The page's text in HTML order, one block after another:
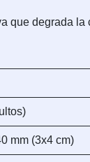
que degrada la
mm (3x4 cm)